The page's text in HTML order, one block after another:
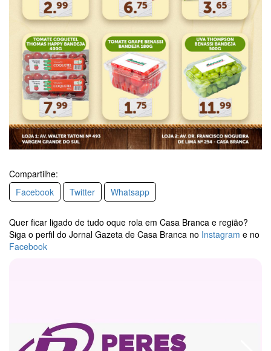
Compartilhe:
Facebook
Twitter Whatsapp
Quer ficar ligado de tudo oque rola em Casa Branca e região?
Siga o perfil do Jornal Gazeta de Casa Branca no Instagram e no
Facebook